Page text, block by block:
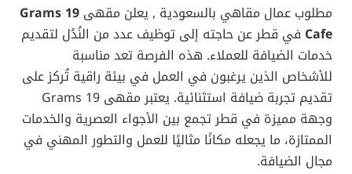
مطلوب عمال مقاهي بالسعودية , يعلن مقهى
19 Grams
Cafe في قطر عن حاجته إلى توظيف عدد من النُدُل لتقديم
خدمات الضيافة للعملاء. هذه الفرصة تعد مناسبة
للأشخاص الذين يرغبون في العمل في بيئة راقية تُركز على
تقديم تجربة ضيافة استثنائية. يعتبر مقهى 19 Grams
وجهة مميزة في قطر تجمع بين الأجواء العصرية والخدمات
الممتازة، ما يجعله مكانًا مثاليًا للعمل والتطور المهني في
مجال الضيافة.